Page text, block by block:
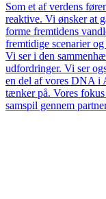
Som et af verdens
reaktive. Vi ønsker at
forme fremtidens
fremtidige scenarier
Vi ser i den
udfordringer. Vi ser
en del af vores DNA i
tænker på. Vores
samspil gennem